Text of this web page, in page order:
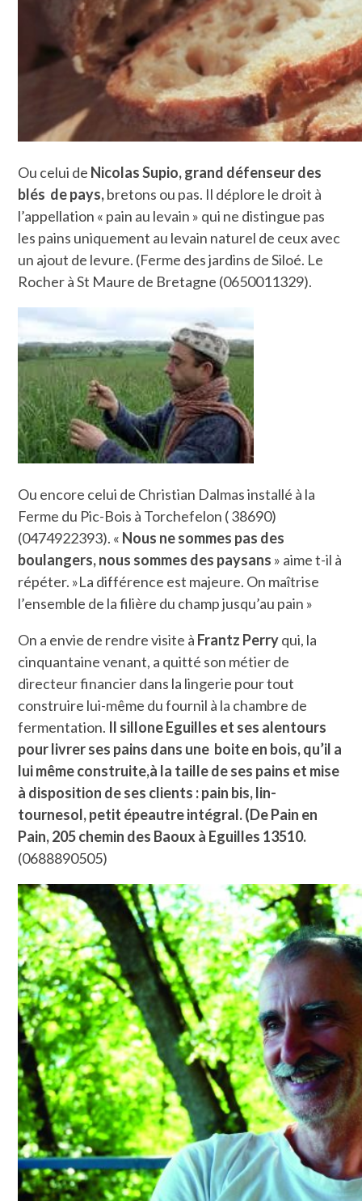
Ou celui de Nicolas Supio, grand défenseur des
blés de pays,bretons ou pas. Il déplore le droit à
l’appellation « pain au levain » qui ne distingue pas
les pains uniquement au levain naturel de ceux avec
un ajout de levure. (Ferme des jardins de Siloé. Le
Rocher à St Maure de Bretagne (0650011329).
Ou encore celui de Christian Dalmas installé à la
Ferme du Pic-Bois à Torchefelon ( 38690)
(0474922393). « Nous ne sommes pas des
boulangers, nous sommes des paysans » aime t-il à
répéter. »La différence est majeure. On maîtrise
l’ensemble de la filière du champ jusqu’au pain »
On a envie de rendre visite à Frantz Perryqui, la
cinquantaine venant, a quitté son métier de
directeur financier dans la lingerie pour tout
construire lui-même du fournil à la chambre de
fermentation. Il sillone Eguilles et ses alentours
pour livrer ses pains dans une boite en bois, qu’il a
lui même construite,à la taille de ses pains et mise
à disposition de ses clients : pain bis, lin-
tournesol, petit épeautre intégral. (De Pain en
Pain, 205 chemin des Baoux à Eguilles 13510.
(0688890505)